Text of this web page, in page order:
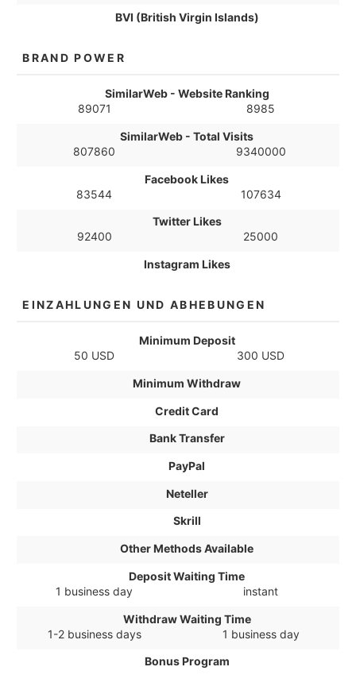
BVI (British Virgin Islands)
BRAND POWER
SimilarWeb - Website Ranking
89071
8985
SimilarWeb - Total Visits
807860
9340000
Facebook Likes
83544
107634
Twitter Likes
92400
25000
Instagram Likes
EINZAHLUNGEN UND ABHEBUNGEN
Minimum Deposit
50 USD
300 USD
Minimum Withdraw
Credit Card
Bank Transfer
PayPal
Neteller
Skrill
Other Methods Available
Deposit Waiting Time
1 business day
instant
Withdraw Waiting Time
1-2 business days
1 business day
Bonus Program